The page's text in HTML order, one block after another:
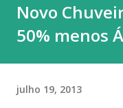
Novo
50% menos
julho 19, 2013